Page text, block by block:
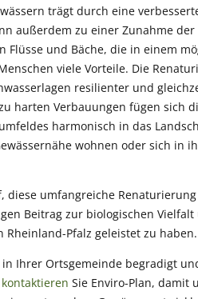
trägt durch eine
außerdem zu einer Zunahme
Flüsse und Bäche, die in einem
viele Vorteile. Die
resilienter und
harten Verbauungen fügen sich
harmonisch in das
wohnen oder sich in
diese umfangreiche
Beitrag zur biologischen
Pfalz geleistet zu haben.
in Ihrer Ortsgemeinde begradigt
kontaktieren Sie Enviro-Plan, damit